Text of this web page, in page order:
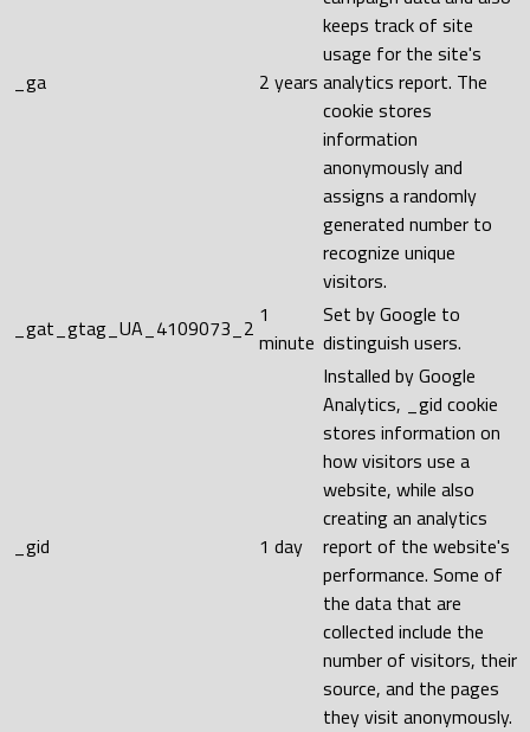
_ga 2 years
keeps track of site
usage for the site's
analytics report. The
cookie stores
information
anonymously and
assigns a randomly
generated number to
recognize unique
visitors.
_gat_gtag_UA_4109073_2 1
minute
Set by Google to
distinguish users.
_gid 1 day
Installed by Google
Analytics, _gid cookie
stores information on
how visitors use a
website, while also
creating an analytics
report of the website's
performance. Some of
the data that are
collected include the
number of visitors, their
source, and the pages
they visit anonymously.